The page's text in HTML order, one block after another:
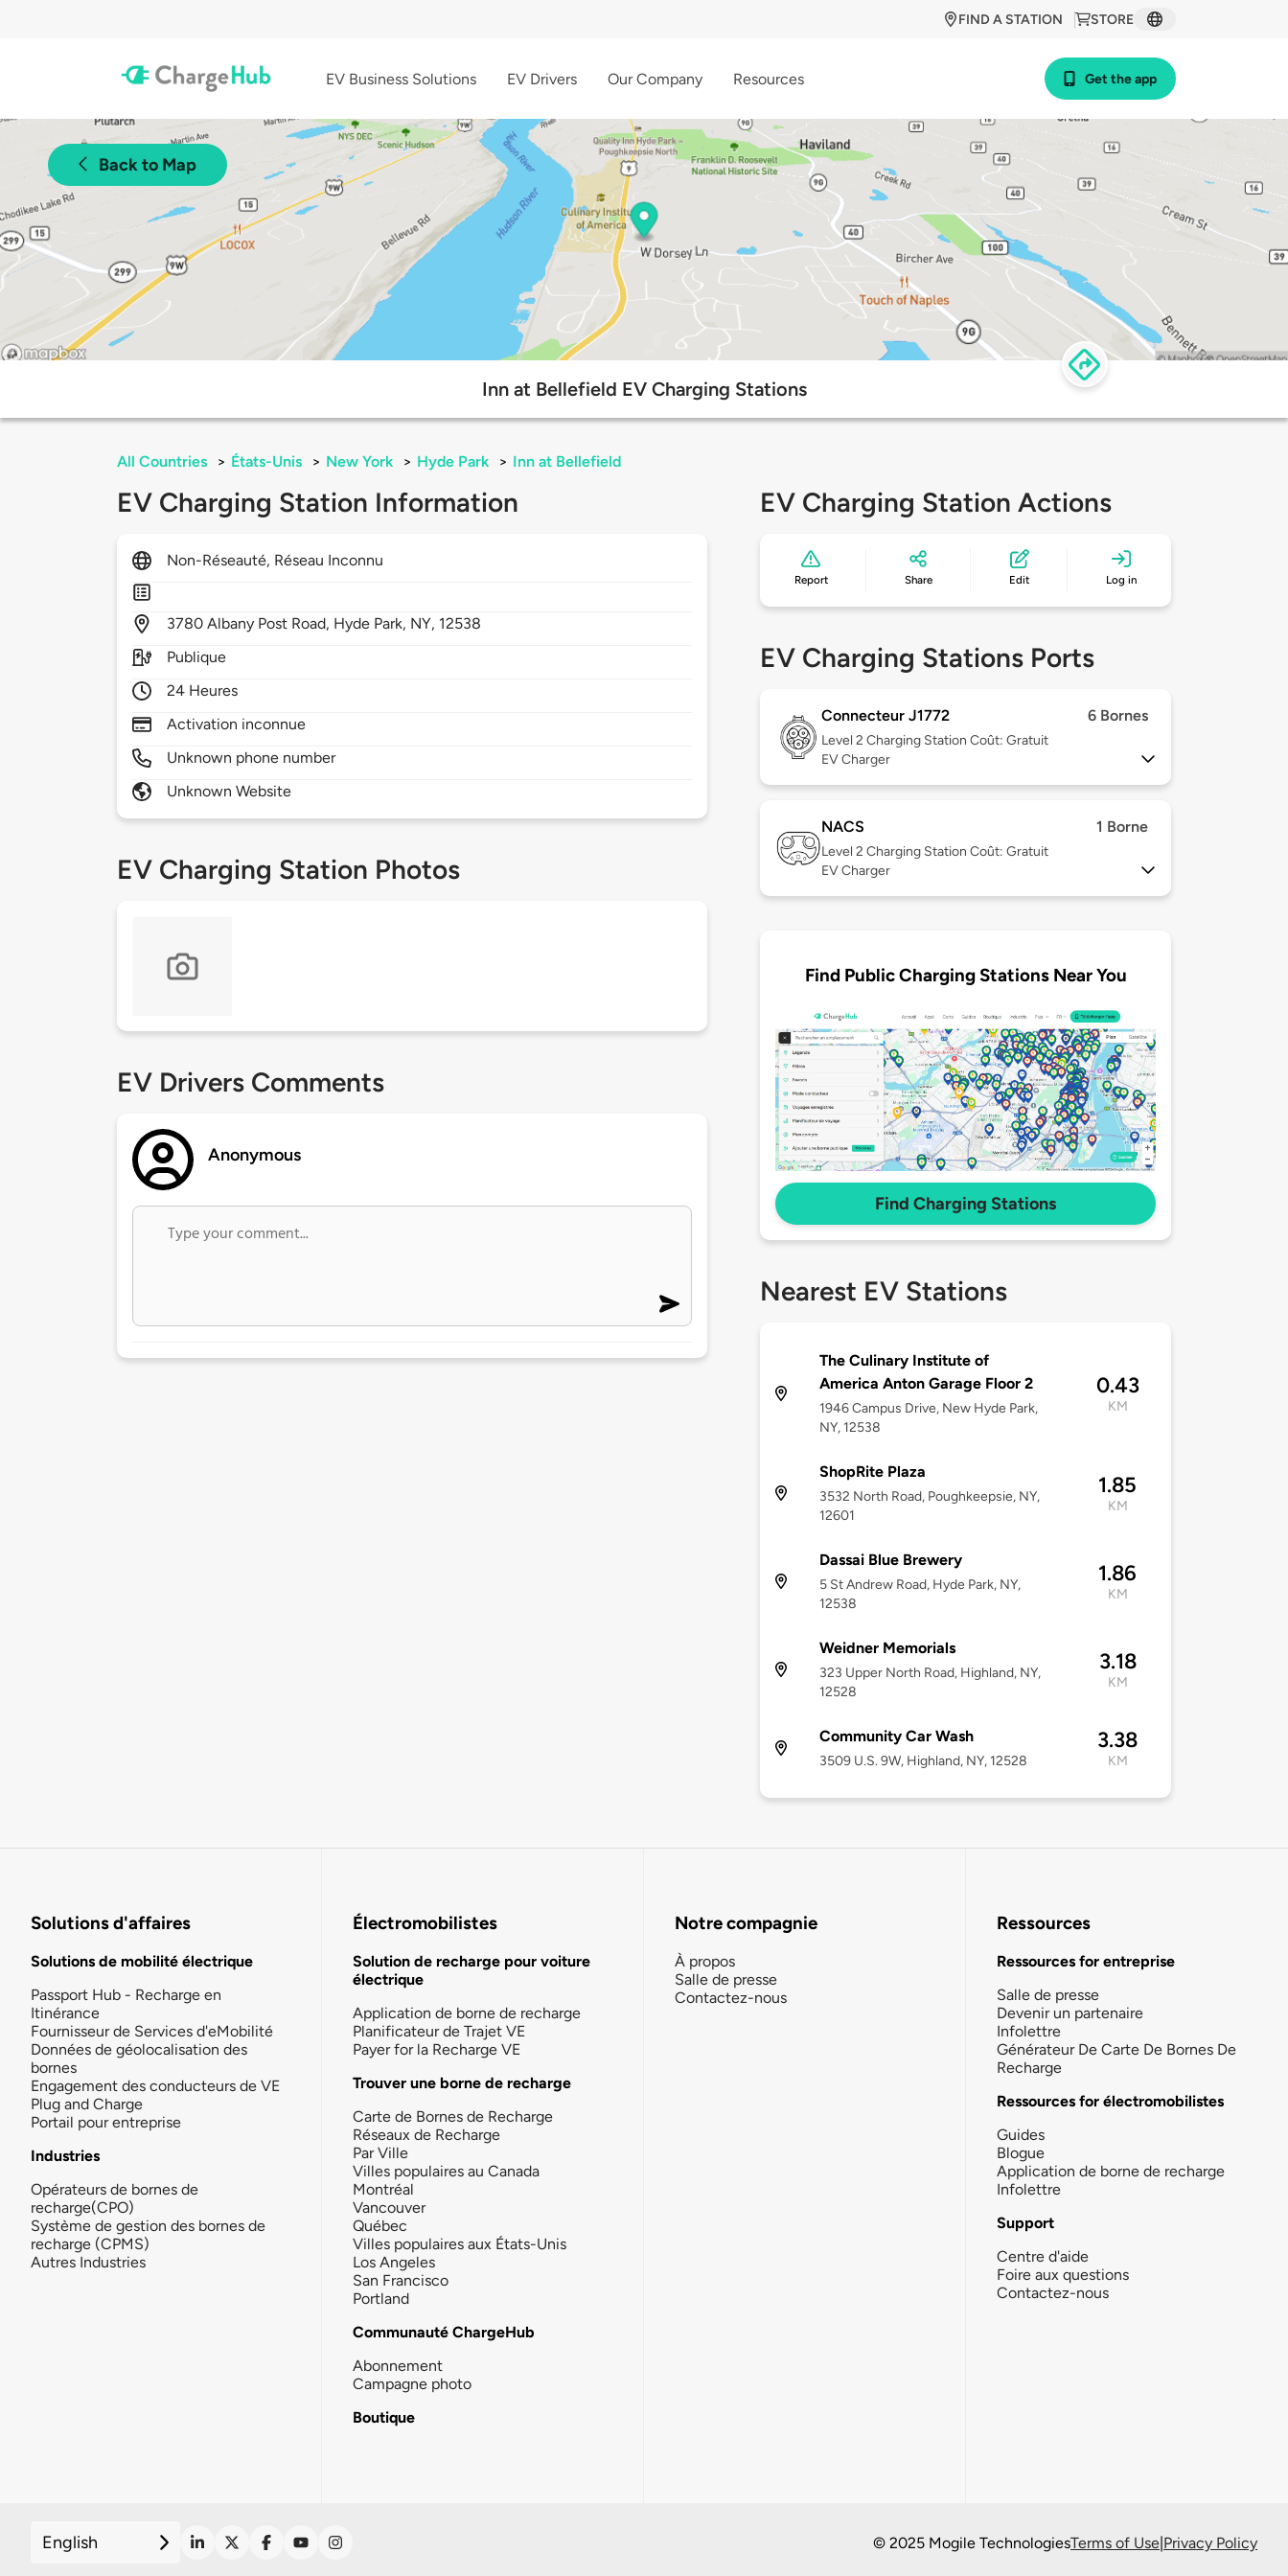
STORE
FIND A STATION
EV Business Solutions EV Drivers Our Company Resources Get the app
Back to Map
Inn at Bellefield EV Charging Stations
All Countries > États-Unis > New York > Hyde Park > Inn at Bellefield
EV Charging Station Information
Non-Réseauté, Réseau Inconnu
3780Albany Post Road, Hyde Park, NY, 12538
Publique
24 Heures
Activation inconnue
Unknown phone number
Unknown Website
EV Charging Station Photos
EV Drivers Comments
Anonymous
EV Charging Station Actions
Report Share Edit Log in
EV Charging Stations Ports
Connecteur J1772 6 Bornes
Level 2 Charging Station Coût: Gratuit
EV Charger
NACS 1 Borne
Level 2 Charging Station Coût: Gratuit
EV Charger
Find Public Charging Stations Near You
Find Charging Stations
Nearest EV Stations
The Culinary Institute of
America Anton Garage Floor 2
1946 Campus Drive, New Hyde Park,
NY, 12538
0.43
KM
ShopRite Plaza
3532 North Road, Poughkeepsie, NY,
12601
1.85
KM
Dassai Blue Brewery
5 St Andrew Road, Hyde Park, NY,
12538
1.86
KM
Weidner Memorials
323 Upper North Road, Highland, NY,
12528
3.18
KM
Community Car Wash
3509 U.S. 9W, Highland, NY, 12528
3.38
KM
Solutions d'affaires
Solutions de mobilité électrique
Passport Hub - Recharge en
Itinérance
Fournisseur de Services d'eMobilité
Données de géolocalisation des
bornes
Engagement des conducteurs de VE
Plug and Charge
Portail pour entreprise
Industries
Opérateurs de bornes de
recharge(CPO)
Système de gestion des bornes de
recharge (CPMS)
Autres Industries
Électromobilistes
Solution de recharge pour voiture
électrique
Application de borne de recharge
Planificateur de Trajet VE
Payer for la Recharge VE
Trouver une borne de recharge
Carte de Bornes de Recharge
Réseaux de Recharge
Par Ville
Villes populaires au Canada
Montréal
Vancouver
Québec
Villes populaires aux États-Unis
Los Angeles
San Francisco
Portland
Communauté ChargeHub
Abonnement
Campagne photo
Boutique
Notre compagnie
À propos
Salle de presse
Contactez-nous
Ressources
Ressources for entreprise
Salle de presse
Devenir un partenaire
Infolettre
Générateur De Carte De Bornes De
Recharge
Ressources for électromobilistes
Guides
Blogue
Application de borne de recharge
Infolettre
Support
Centre d'aide
Foire aux questions
Contactez-nous
English © 2025 Mogile TechnologiesTerms of Use|Privacy Policy